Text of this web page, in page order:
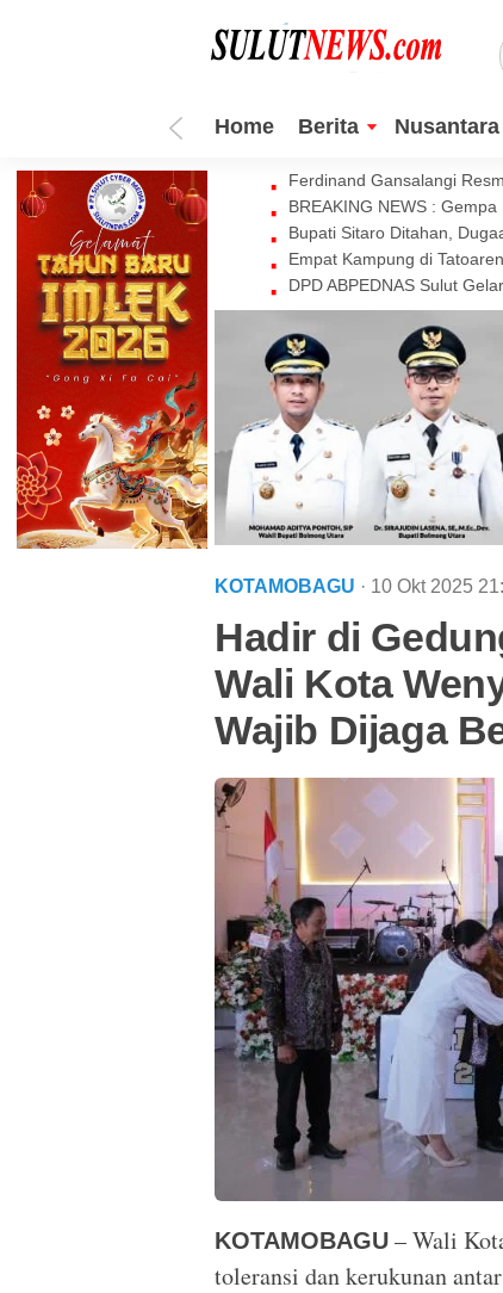
Home Berita Nusantara
Ferdinand Gansalangi
BREAKING NEWS :
Bupati Sitaro Ditahan,
Empat Kampung di
DPD ABPEDNAS Sulut
KOTAMOBAGU · 10 Okt 2025
Hadir di
Wali Kota
Wajib Dijaga
KOTAMOBAGU – Wali
toleransi dan kerukunan